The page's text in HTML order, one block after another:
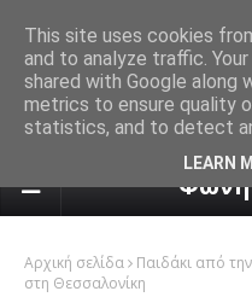
Φωνή
Αρχική σελίδα
Παιδάκι από
στη Θεσσαλονίκη
This site uses cookies
and to analyze traffic.
shared with Google along
metrics to ensure quality
statistics, and to detect
LEARN